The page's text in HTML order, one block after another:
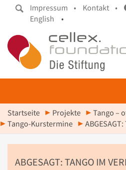
Impressum • Kontakt •
English
•
Startseite Projekte
Tango –
Tango-Kurstermine
ABGESAGT: TANGO IM